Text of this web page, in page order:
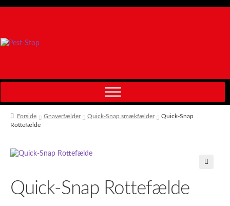
Spring
Spring
Forside Gnaverfælder Quick-Snap smækfælder
Quick-Snap
Rottefælde
Quick-Snap Rottefælde